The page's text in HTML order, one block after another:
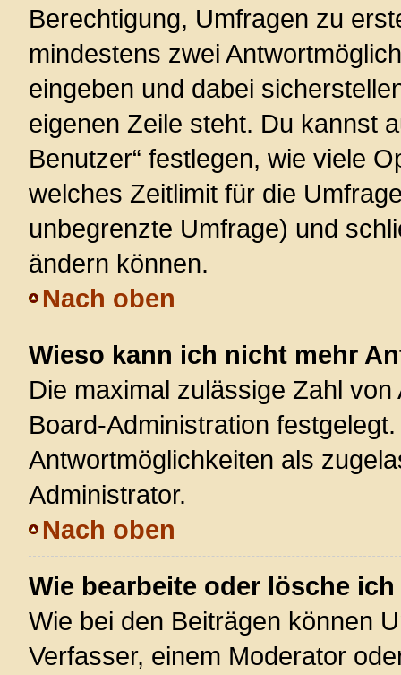
Berechtigung, Umfragen zu
mindestens zwei
eingeben und dabei
eigenen Zeile steht. Du kannst
Benutzer“ festlegen, wie viele
welches Zeitlimit für die
unbegrenzte Umfrage) und
ändern können.
Nach oben
Wieso kann ich nicht mehr
Die maximal zulässige Zahl
Board-Administration
Antwortmöglichkeiten als
Administrator.
Nach oben
Wie bearbeite oder lösche
Wie bei den Beiträgen können
Verfasser, einem Moderator